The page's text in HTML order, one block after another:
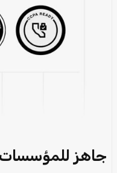
جاهز للمؤسسات